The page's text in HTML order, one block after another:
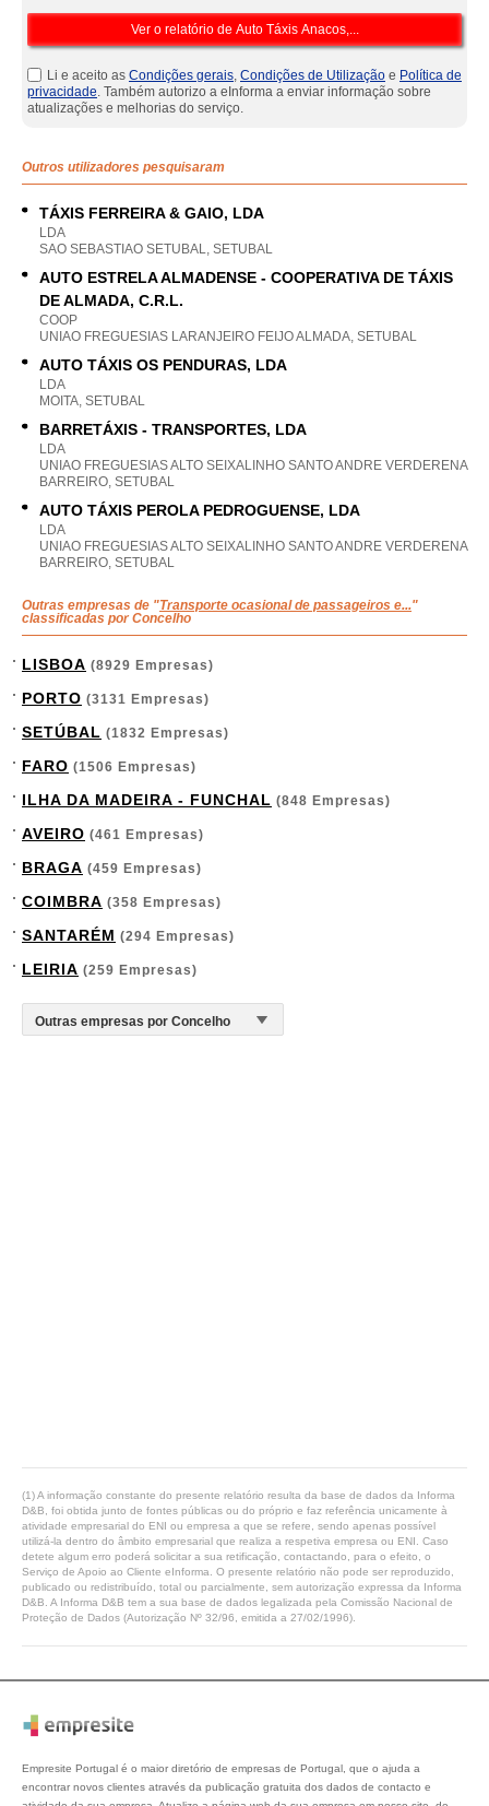
Li e aceito as Condições gerais, Condições de Utilização e Política de
privacidade. Também autorizo a eInforma a enviar informação sobre
atualizações e melhorias do serviço.
Outros utilizadores pesquisaram
TÁXIS FERREIRA & GAIO, LDA
LDA
SAO SEBASTIAO SETUBAL, SETUBAL
AUTO ESTRELA ALMADENSE - COOPERATIVA DE TÁXIS
DE ALMADA, C.R.L.
COOP
UNIAO FREGUESIAS LARANJEIRO FEIJO ALMADA, SETUBAL
AUTO TÁXIS OS PENDURAS, LDA
LDA
MOITA, SETUBAL
BARRETÁXIS - TRANSPORTES, LDA
LDA
UNIAO FREGUESIAS ALTO SEIXALINHO SANTO ANDRE VERDERENA
BARREIRO, SETUBAL
AUTO TÁXIS PEROLA PEDROGUENSE, LDA
LDA
UNIAO FREGUESIAS ALTO SEIXALINHO SANTO ANDRE VERDERENA
BARREIRO, SETUBAL
Outras empresas de "Transporte ocasional de passageiros e..."
classificadas por Concelho
LISBOA (8929 Empresas)
PORTO (3131 Empresas)
SETÚBAL (1832 Empresas)
FARO (1506 Empresas)
ILHA DA MADEIRA - FUNCHAL (848 Empresas)
AVEIRO (461 Empresas)
BRAGA (459 Empresas)
COIMBRA (358 Empresas)
SANTARÉM (294 Empresas)
LEIRIA (259 Empresas)
(1) A informação constante do presente relatório resulta da base de dados da Informa
D&B, foi obtida junto de fontes públicas ou do próprio e faz referência unicamente à
atividade empresarial do ENI ou empresa a que se refere, sendo apenas possível
utilizá-la dentro do âmbito empresarial que realiza a respetiva empresa ou ENI. Caso
detete algum erro poderá solicitar a sua retificação, contactando, para o efeito, o
Serviço de Apoio ao Cliente eInforma. O presente relatório não pode ser reproduzido,
publicado ou redistribuído, total ou parcialmente, sem autorização expressa da Informa
D&B. A Informa D&B tem a sua base de dados legalizada pela Comissão Nacional de
Proteção de Dados (Autorização Nº 32/96, emitida a 27/02/1996).
Empresite Portugal é o maior diretório de empresas de Portugal, que o ajuda a
encontrar novos clientes através da publicação gratuita dos dados de contacto e